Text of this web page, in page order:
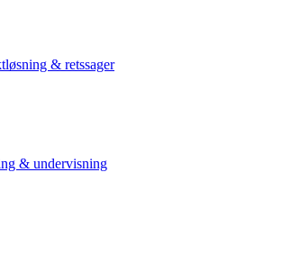
& retssager
& undervisning